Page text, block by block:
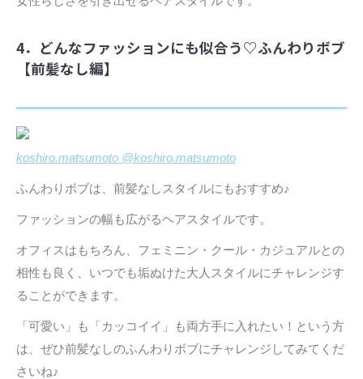
4．どんなファッションにも似合う♡ふんわりボブ
【前髪なし編】
koshiro.matsumoto @koshiro.matsumoto
ふんわりボブは、前髪なしスタイルにもおすすめ♪
ファッションの幅も広がるヘアスタイルです。
オフィスはもちろん、フェミニン・クール・カジュアルとの
相性も良く、いつでも垢ぬけた大人スタイルにチャレンジす
ることができます。
「可愛い」も「カッコイイ」も両方手に入れたい！という方
は、ぜひ前髪なしのふんわりボブにチャレンジしてみてくだ
さいね♪